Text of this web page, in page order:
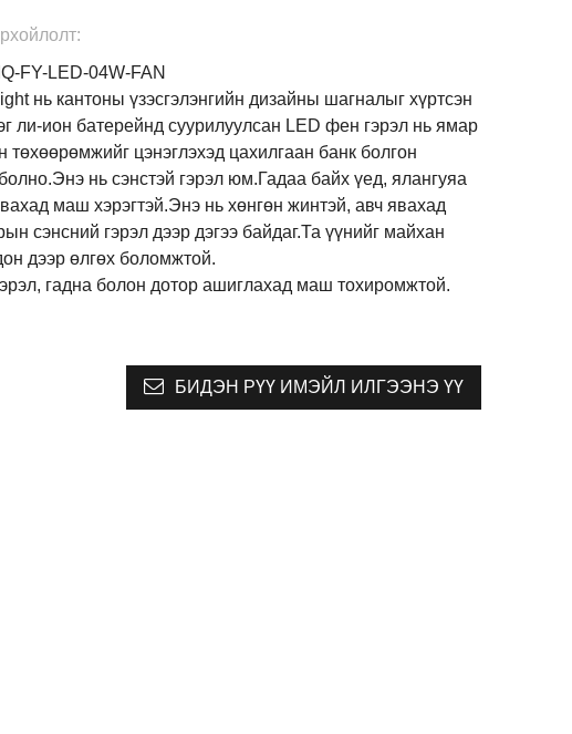
FY-LED-04W-FAN
нь кантоны үзэсгэлэнгийн дизайны шагналыг хүртсэн
ли-ион батерейнд суурилуулсан LED фен гэрэл нь ямар
төхөөрөмжийг цэнэглэхэд цахилгаан банк болгон
нь сэнстэй гэрэл юм.Гадаа байх үед, ялангуяа
маш хэрэгтэй.Энэ нь хөнгөн жинтэй, авч явахад
сэнсний гэрэл дээр дэгээ байдаг.Та үүнийг майхан
дээр өлгөх боломжтой.
гадна болон дотор ашиглахад маш тохиромжтой.
БИДЭН РҮҮ ИМЭЙЛ ИЛГЭЭНЭ ҮҮ